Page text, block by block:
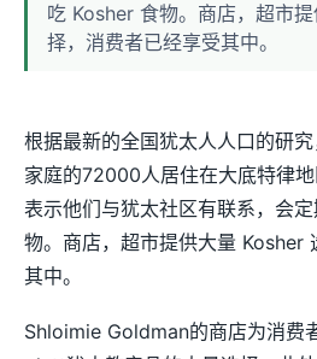
吃 Kosher 食物。商店，超市
择，消费者已经享受其中。
根据最新的全国犹太人人口的研
家庭的72000人居住在大底特律
表示他们与犹太社区有联系，会
物。商店，超市提供大量 Kosher
其中。
Shloimie Goldman的商店为消费